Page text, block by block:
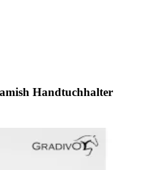
Handtuchhalter